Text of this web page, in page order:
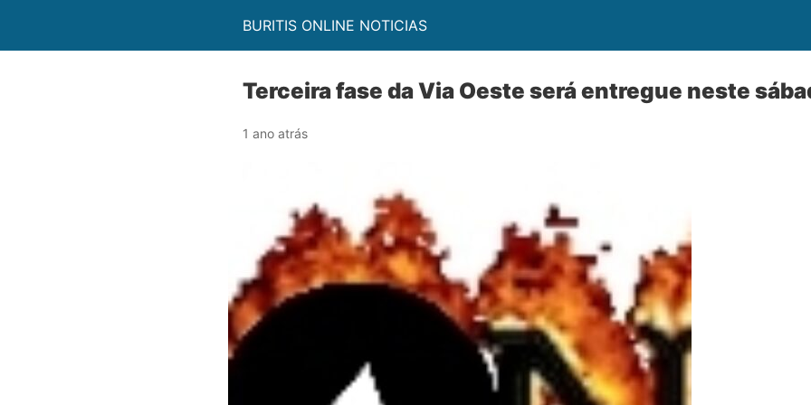
BURITIS ONLINE NOTICIAS
Terceira fase da Via Oeste será entregue neste
1 ano atrás